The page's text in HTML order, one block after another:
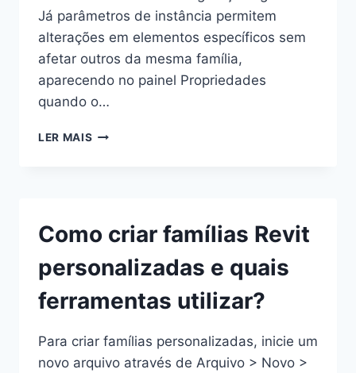
Já parâmetros de instância permitem
alterações em elementos específicos sem
afetar outros da mesma família,
aparecendo no painel Propriedades
quando o…
LER MAIS
VERSUS
DE
Como criar famílias Revit
personalizadas e quais
ferramentas utilizar?
Para criar famílias personalizadas, inicie um
novo arquivo através de Arquivo > Novo >